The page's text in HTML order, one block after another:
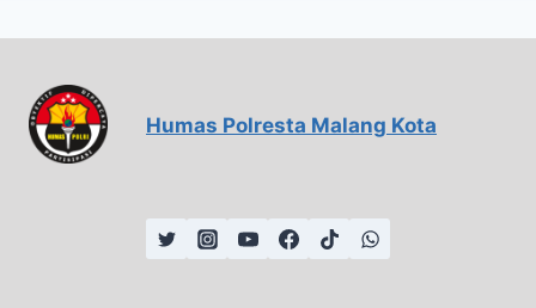
Humas Polresta Malang Kota